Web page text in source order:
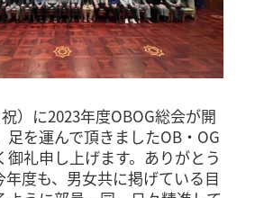
）に2023年度OBOG総会が開
足を運んで頂きましたOB・OG
御礼申し上げます。ありがとう
年度も、男女共に掲げている目